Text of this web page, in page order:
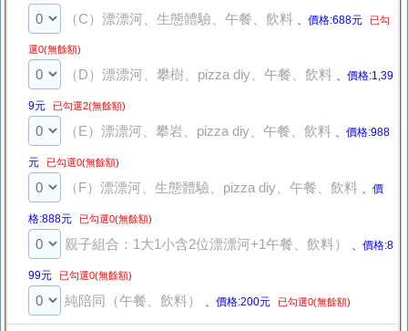
（C）漂漂河、生態體驗、午餐、飲料 、價格:688元 已勾
選0(無餘額)
（D）漂漂河、攀樹、pizza diy、午餐、飲料 、價格:1,39
9元 已勾選2(無餘額)
（E）漂漂河、攀岩、pizza diy、午餐、飲料 、價格:988
元 已勾選0(無餘額)
（F）漂漂河、生態體驗、pizza diy、午餐、飲料 、價
格:888元 已勾選0(無餘額)
親子組合：1大1小含2位漂漂河+1午餐、飲料） 、價格:8
99元 已勾選0(無餘額)
純陪同（午餐、飲料） 、價格:200元 已勾選0(無餘額)